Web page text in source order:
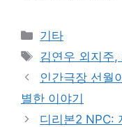
Categories
기타
Tags
김연우 외지주
인간극장 선월
별한 이야기
디리본2 NPC: